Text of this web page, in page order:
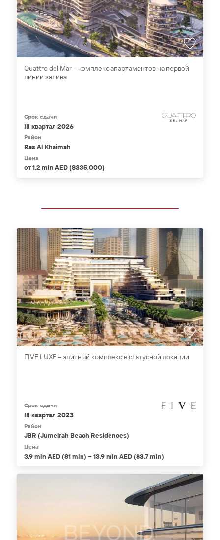
Quattro del Mar – комплекс апартаментов на первой
линии залива
Срок сдачи
III квартал 2026
Район
Ras Al Khaimah
Цена
от 1,2 mln AED ($335,000)
FIVE LUXE – элитный комплекс в статусной локации
Срок сдачи
III квартал 2023
Район
JBR (Jumeirah Beach Residences)
Цена
3,9 mln AED ($1 mln) – 13,9 mln AED ($3,7 mln)